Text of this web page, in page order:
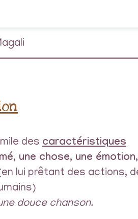
des caractéristiques
une chose, une émotion,
lui prêtant des actions,
douce chanson.